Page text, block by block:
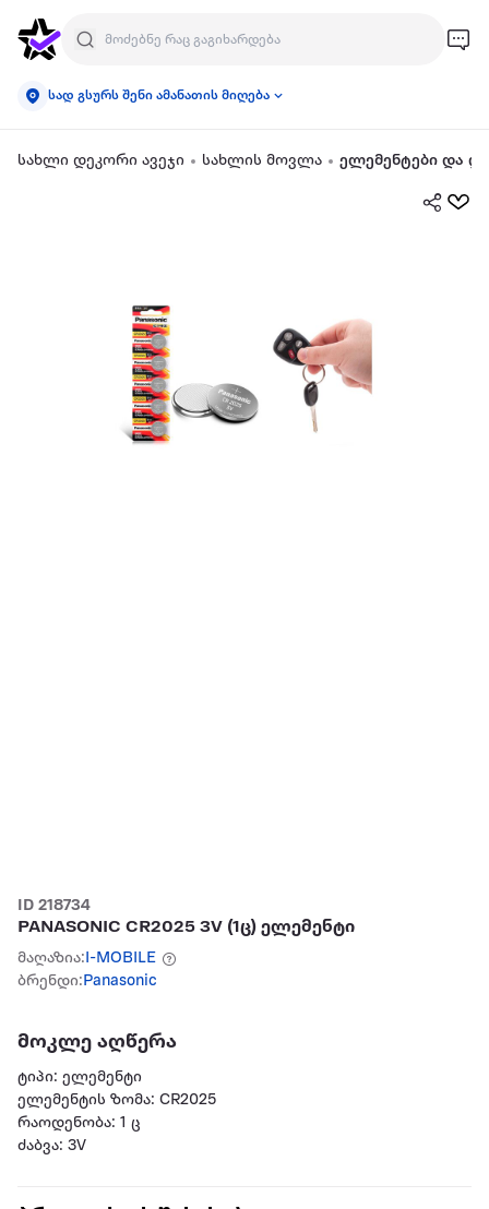
სად გსურს შენი ამანათის მიღება
სახლი დეკორი ავეჯი სახლის მოვლა ელემენტები და
ID 218734
PANASONIC CR2025 3V (1ც) ელემენტი
მაღაზია:I-MOBILE
ბრენდი:Panasonic
მოკლე აღწერა
ტიპი: ელემენტი
ელემენტის ზომა: CR2025
რაოდენობა: 1 ც
ძაბვა: 3V